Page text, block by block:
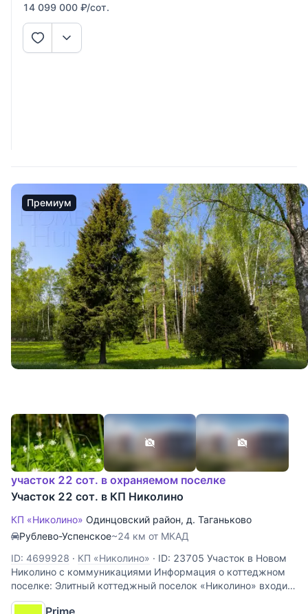
14 099 000 ₽/сот.
Премиум
участок 22 сот. в охраняемом поселке
Участок 22 сот. в КП Николино
КП «Николино» Одинцовский район, д. Таганьково
Рублево-Успенское~24 км от МКАД
ID: 4699928 · КП «Николино» · ID: 23705 Участок в Новом
Николино с коммуникациями Информация о коттеджном
поселке: Элитный коттеджный поселок «Николино» входит
в число самых привилегированных рублевских
Prime